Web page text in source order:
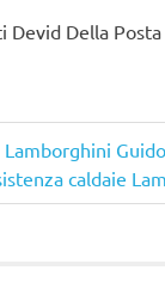
Della Posta
Lamborghini
caldaie